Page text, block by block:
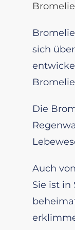
sich
Die
Auch
Sie ist in